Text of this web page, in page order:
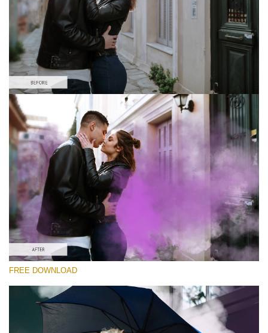
Please select
Free PNG Overlay #6
Small 800*533px
Smoke Bomb
(110 Overlays)
Large 6000*4000px
Luxury Wedding
(373 Overlays)
Large 6000*4000px
(1783 Overlays)
FREE DOWNLOAD